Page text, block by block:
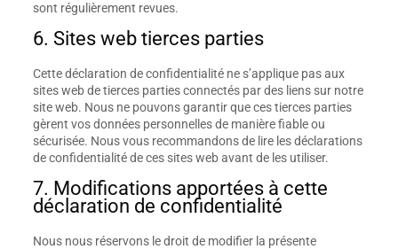
sont régulièrement revues.
6. Sites web tierces parties
Cette déclaration de confidentialité ne s’applique pas aux
sites web de tierces parties connectés par des liens sur notre
site web. Nous ne pouvons garantir que ces tierces parties
gèrent vos données personnelles de manière fiable ou
sécurisée. Nous vous recommandons de lire les déclarations
de confidentialité de ces sites web avant de les utiliser.
7. Modifications apportées à cette
déclaration de confidentialité
Nous nous réservons le droit de modifier la présente